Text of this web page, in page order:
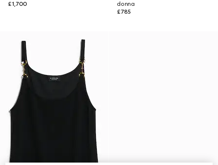
£1,700
donna
£785